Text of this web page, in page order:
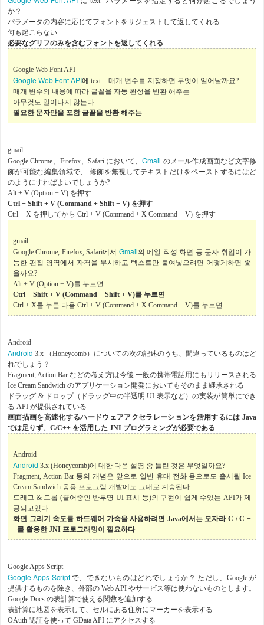
か？
パラメータの内容に応じてフォントをサジェストして返してくれる
何も起こらない
必要なグリフのみを含むフォントを返してくれる
Google Web Font API
Google Web Font API에 text = 매개 변수를 지정하면 무엇이 일어날까요?
매개 변수의 내용에 따라 글꼴을 자동 완성을 반환 해주는
아무것도 일어나지 않는다
필요한 문자만을 포함 글꼴을 반환 해주는
gmail
Google Chrome、Firefox、Safari において、Gmail のメール作成画面など文字修
飾が可能な編集領域で、 修飾を無視してテキストだけをペーストするにはど
のようにすればよいでしょうか?
Alt + V (Option + V) を押す
Ctrl + Shift + V (Command + Shift + V) を押す
Ctrl + X を押してから Ctrl + V (Command + X Command + V) を押す
gmail
Google Chrome, Firefox, Safari에서 Gmail의 메일 작성 화면 등 문자 취업이 가
능한 편집 영역에서 자격을 무시하고 텍스트만 붙여넣으려면 어떻게하면 좋
을까요?
Alt + V (Option + V)를 누르면
Ctrl + Shift + V (Command + Shift + V)를 누르면
Ctrl + X를 누른 다음 Ctrl + V (Command + X Command + V)를 누르면
Android
Android 3.x （Honeycomb）についての次の記述のうち、間違っているものはど
れでしょう？
Fragment, Action Bar などの考え方は今後 一般の携帯電話用にもリリースされる
Ice Cream Sandwich のアプリケーション開発においてもそのまま継承される
ドラッグ & ドロップ（ドラッグ中の半透明 UI 表示など）の実装が簡単にでき
る API が提供されている
画面描画を高速化するハードウェアアクセラレーションを活用するには Java
では足りず、C/C++ を活用した JNI プログラミングが必要である
Android
Android 3.x (Honeycomb)에 대한 다음 설명 중 틀린 것은 무엇일까요?
Fragment, Action Bar 등의 개념은 앞으로 일반 휴대 전화 용으로도 출시될 Ice
Cream Sandwich 응용 프로그램 개발에도 그대로 계승된다
드래그 & 드롭 (끌어중인 반투명 UI 표시 등)의 구현이 쉽게 수있는 API가 제
공되고있다
화면 그리기 속도를 하드웨어 가속을 사용하려면 Java에서는 모자라 C / C +
+를 활용한 JNI 프로그래밍이 필요하다
Google Apps Script
Google Apps Scriptで、できないものはどれでしょうか？ ただし、Google が
提供するものを除き、外部の Web API やサービス等は使わないものとします。
Google Docs の表計算で使える関数を追加する
表計算に地図を表示して、セルにある住所にマーカーを表示する
OAuth 認証を使って GData API にアクセスする